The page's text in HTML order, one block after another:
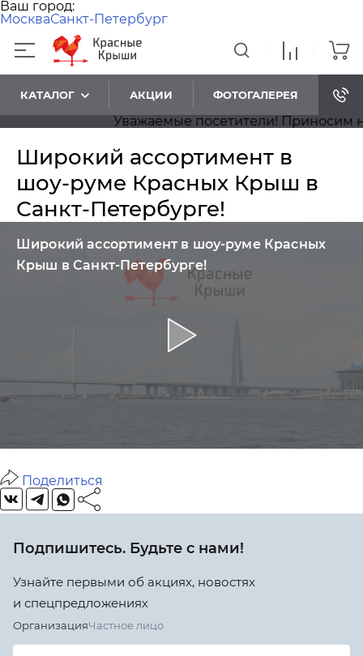
Ваш город:
МоскваСанкт-Петербург
КАТАЛОГ АКЦИИ ФОТОГАЛЕРЕЯ
Уважаемые посетители! Приносим
Широкий ассортимент в
шоу-руме Красных Крыш в
Санкт-Петербурге!
Широкий ассортимент в шоу-руме Красных
Крыш в Санкт-Петербурге!
Поделиться
Подпишитесь. Будьте с нами!
Узнайте первыми об акциях, новостях
и спецпредложениях
ОрганизацияЧастное лицо